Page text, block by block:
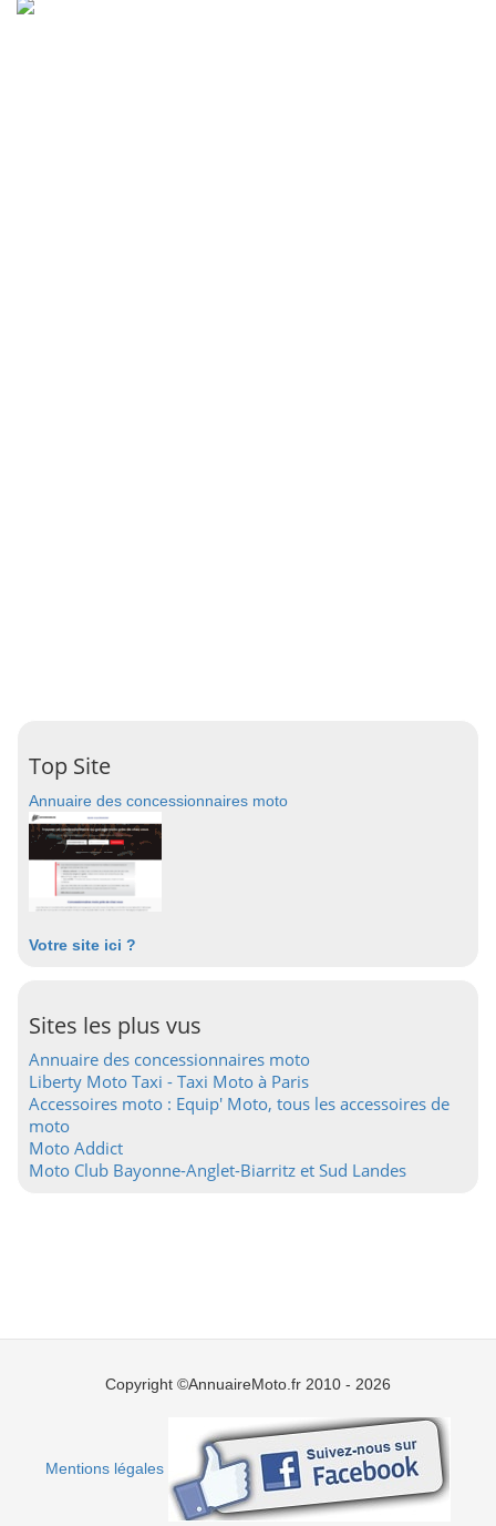
Top Site
Annuaire des concessionnaires moto
Votre site ici ?
Sites les plus vus
Annuaire des concessionnaires moto
Liberty Moto Taxi - Taxi Moto à Paris
Accessoires moto : Equip' Moto, tous les accessoires de
moto
Moto Addict
Moto Club Bayonne-Anglet-Biarritz et Sud Landes
Copyright ©AnnuaireMoto.fr 2010 - 2026
Mentions légales